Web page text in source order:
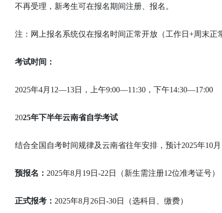
不再受理，新考生可在报名期间注册、报名。
注：网上报名系统仅在报名时间正常开放（工作日+周末正
考试时间：
2025年4月12—13日，上午9:00—11:30，下午14:30—17:00
2025年下半年云南省自学考试
结合全国自考时间规律及云南省往年安排，预计2025年10
预报名： 2025年8月19日-22日（新生需注册12位准考证号）
正式报考： 2025年8月26日-30日（选科目、缴费）